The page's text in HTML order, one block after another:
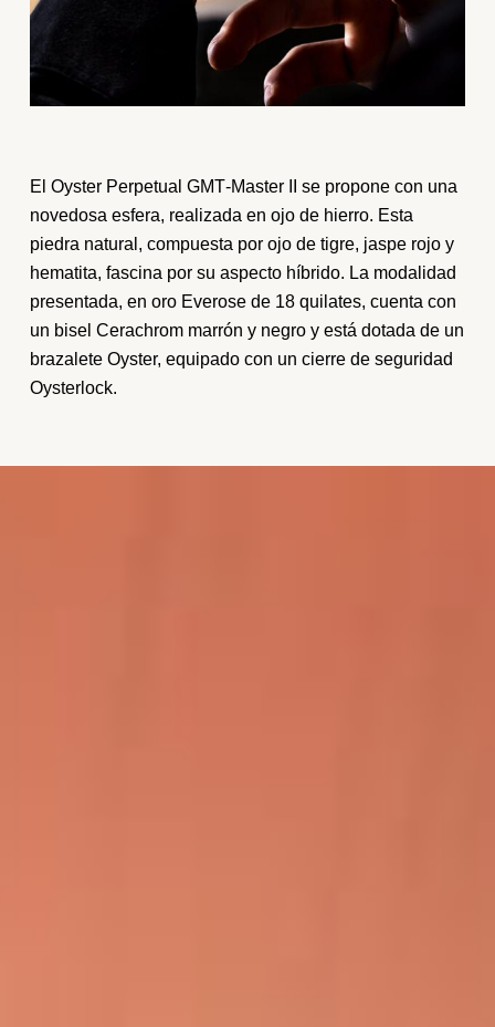
El Oyster Perpetual GMT‑Master II se propone con una
novedosa esfera, realizada en ojo de hierro. Esta
piedra natural, compuesta por ojo de tigre, jaspe rojo y
hematita, fascina por su aspecto híbrido. La modalidad
presentada, en oro Everose de 18 quilates, cuenta con
un bisel Cerachrom marrón y negro y está dotada de un
brazalete Oyster, equipado con un cierre de seguridad
Oysterlock.